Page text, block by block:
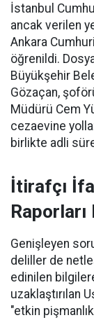
İstanbul
ancak verilen
Ankara
öğrenildi.
Büyükşehir
Gözaçan,
Müdürü Cem
cezaevine
birlikte adli
İtirafçı
Raporları
Genişleyen
deliller de
edinilen
uzaklaştırılan
"etkin